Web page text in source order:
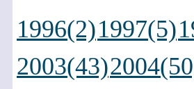
1996(2)1997(5)
2003(43)